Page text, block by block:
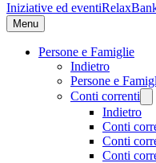
Iniziative ed eventi
Menu
Persone e Famiglie
Indietro
Persone e
Conti correnti
Indietro
Conti
Conti
Conti